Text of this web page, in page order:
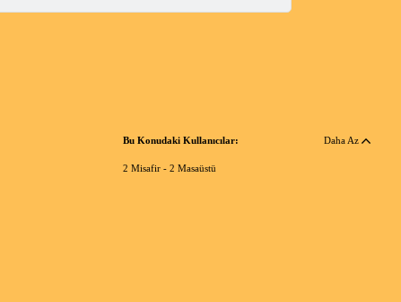
Bu Konudaki Kullanıcılar: Daha Az
2 Misafir - 2 Masaüstü